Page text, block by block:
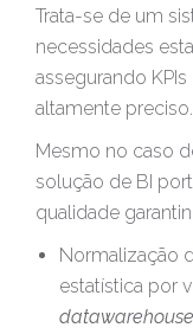
Trata-se de um
necessidades
assegurando KPIs
altamente preciso.
Mesmo no caso
solução de BI
qualidade
Normalização
estatística por
datawarehouse